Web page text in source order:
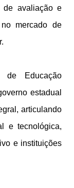
de avaliação e
mercado de
de Educação
estadual
articulando
e tecnológica,
e instituições